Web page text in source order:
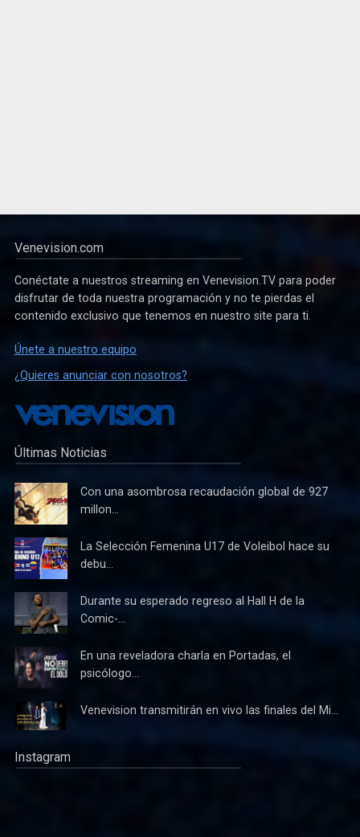
Venevision.com
Conéctate a nuestros streaming en Venevision.TV para poder
disfrutar de toda nuestra programación y no te pierdas el
contenido exclusivo que tenemos en nuestro site para ti.
Únete a nuestro equipo
¿Quieres anunciar con nosotros?
Últimas Noticias
Con una asombrosa recaudación global de 927
millon...
La Selección Femenina U17 de Voleibol hace su
debu...
Durante su esperado regreso al Hall H de la
Comic-...
En una reveladora charla en Portadas, el
psicólogo...
Venevision transmitirán en vivo las finales del Mi...
Instagram